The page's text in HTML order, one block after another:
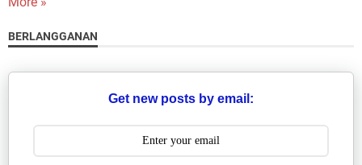
BERLANGGANAN
Get new posts by email: